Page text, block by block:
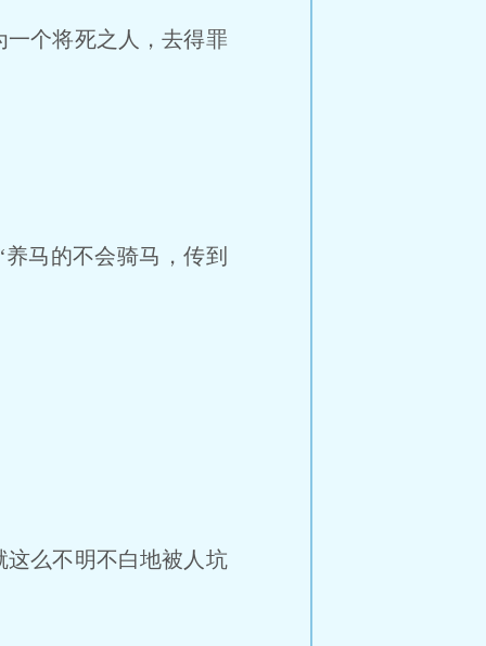
个将死之人，去得罪
马的不会骑马，传到
么不明不白地被人坑